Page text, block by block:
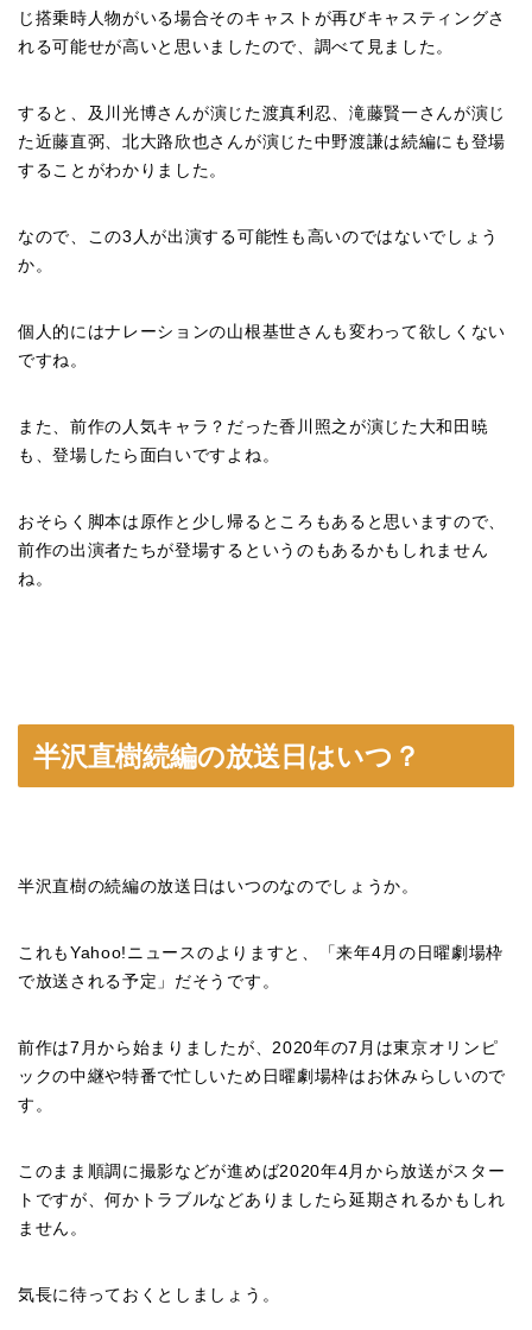
じ搭乗時人物がいる場合そのキャストが再びキャスティングさ
れる可能せが高いと思いましたので、調べて見ました。
すると、 及川光博さんが演じた渡真利忍、 滝藤賢一さんが演じ
た近藤直弼、北大路欣也さんが演じた中野渡謙は続編にも登場
することがわかりました。
なので、この3人が出演する可能性も高いのではないでしょう
か。
個人的にはナレーションの山根基世さん も変わって欲しくない
ですね。
また、前作の人気キャラ？だった香川照之が演じた大和田暁
も、登場したら面白いですよね。
おそらく脚本は原作と少し帰るところもあると思いますので、
前作の出演者たちが登場するというのもあるかもしれません
ね。
半沢直樹続編の放送日はいつ？
半沢直樹の続編の放送日はいつのなのでしょうか。
これもYahoo!ニュースのよりますと、「来年4月の日曜劇場枠
で放送される予定」だそうです。
前作は7月から始まりましたが、2020年の7月は東京オリンピ
ックの中継や特番で忙しいため日曜劇場枠はお休みらしいので
す。
このまま順調に撮影などが進めば2020年4月から放送がスター
トですが、何かトラブルなどありましたら延期されるかもしれ
ません。
気長に待っておくとしましょう。